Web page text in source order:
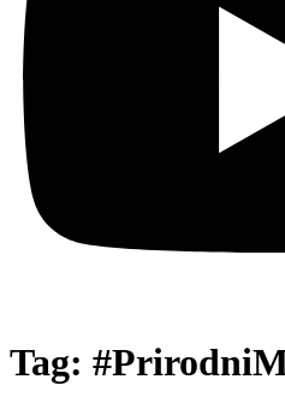
Tag: